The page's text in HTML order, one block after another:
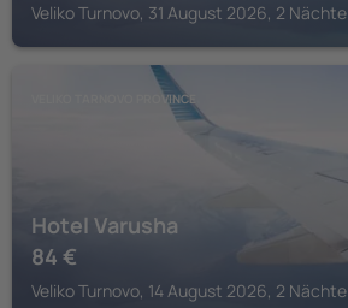
Veliko Turnovo, 31 August 2026, 2 Nächte
VELIKO TARNOVO PROVINCE
Hotel Varusha
84 €
Veliko Turnovo, 14 August 2026, 2 Nächte